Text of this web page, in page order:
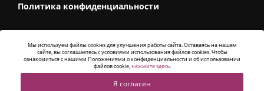
Политика конфиденциальности
© 2016СИ «Репортер64». Все права защищены -
Alatis Studio
Мы используем файлы cookies для улучшения работы сайта. Оставаясь на нашем
сайте, вы соглашаетесь с условиями использования файлов cookies. Чтобы
ознакомиться с нашими Положениями о конфиденциальности и об использовании
файлов cookie,нажмите здесь.
Я согласен